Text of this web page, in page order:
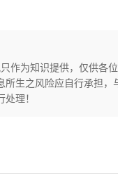
作为知识提供，仅供各
生之风险应自行承担
理！